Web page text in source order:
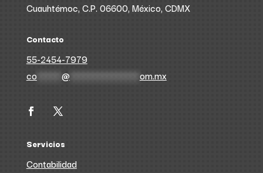
Cuauhtémoc, C.P. 06600, México, CDMX
Contacto
55-2454-7979
co ****** @***************** om.mx
Servicios
Contabilidad